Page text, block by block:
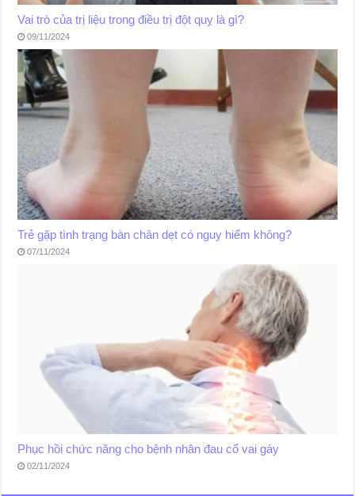
Vai trò của trị liệu trong điều trị đột quỵ là gì?
09/11/2024
Trẻ gặp tình trạng bàn chân dẹt có nguy hiểm không?
07/11/2024
Phục hồi chức năng cho bệnh nhân đau cổ vai gáy
02/11/2024